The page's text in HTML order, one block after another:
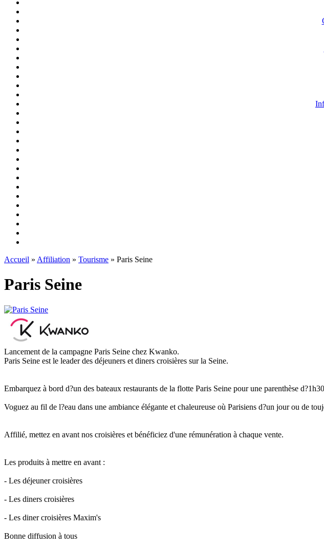
Accueil » Affiliation » Tourisme » Paris Seine
Paris Seine
Lancement de la campagne Paris Seine chez Kwanko.
Paris Seine est le leader des déjeuners et diners croisières sur la Seine.
Embarquez à bord d?un des bateaux restaurants de la flotte Paris Seine pour une parenthèse
Voguez au fil de l?eau dans une ambiance élégante et chaleureuse où Parisiens d?un jour ou de
Affilié, mettez en avant nos croisières et bénéficiez d'une rémunération à chaque vente.
Les produits à mettre en avant :
- Les déjeuner croisières
- Les diners croisières
- Les diner croisières Maxim's
Bonne diffusion à tous